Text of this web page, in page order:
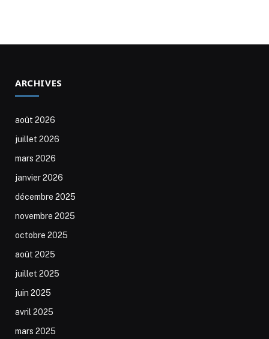
ARCHIVES
août 2026
juillet 2026
mars 2026
janvier 2026
décembre 2025
novembre 2025
octobre 2025
août 2025
juillet 2025
juin 2025
avril 2025
mars 2025